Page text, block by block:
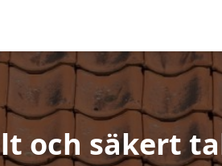
och säkert